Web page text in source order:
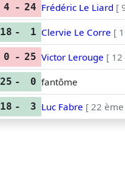
4 - 24 Frédéric Le Liard [
18 - 1 Clervie Le Corre [
0 - 25 Victor Lerouge [ 12
25 - 0 fantôme
18 - 3 Luc Fabre [ 22